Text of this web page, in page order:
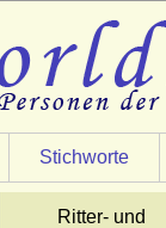
Stichworte
Ritter- und